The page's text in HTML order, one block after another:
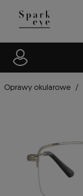
Oprawy okularowe